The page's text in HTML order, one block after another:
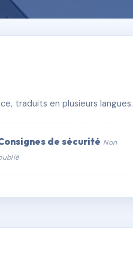
traduits en plusieurs langues.
de sécurité Non